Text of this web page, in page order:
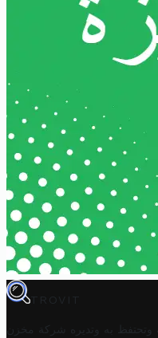
TROVIT
به وتديره
شركة مخزن